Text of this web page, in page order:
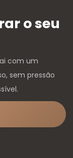
o seu
com um
sem pressão